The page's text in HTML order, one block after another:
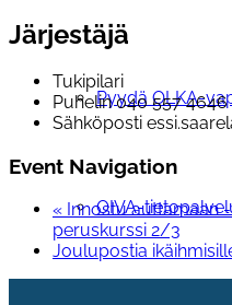
Pyydä OLKA-
OIVA-
Järjestäjä
Tukipilari
Puhelin040 557 4646
Sähköposti
Event Navigation
« Innostu auttamaan
peruskurssi 2/3
Joulupostia